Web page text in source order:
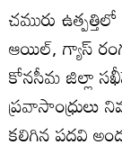
చమురు
ఆయిల్, గ్యాస్
కోనసీమ జిల్లా
ప్రవాసాంధ్రులు
కలిగిన పదవి